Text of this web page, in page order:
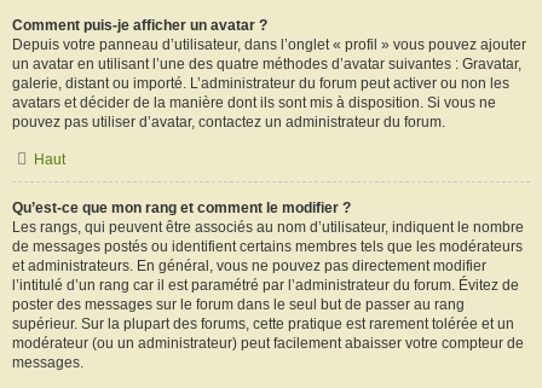
Comment puis-je afficher un avatar ?
Depuis votre panneau d’utilisateur, dans l’onglet « profil » vous pouvez ajouter
un avatar en utilisant l’une des quatre méthodes d’avatar suivantes : Gravatar,
galerie, distant ou importé. L’administrateur du forum peut activer ou non les
avatars et décider de la manière dont ils sont mis à disposition. Si vous ne
pouvez pas utiliser d’avatar, contactez un administrateur du forum.
Haut
Qu’est-ce que mon rang et comment le modifier ?
Les rangs, qui peuvent être associés au nom d’utilisateur, indiquent le nombre
de messages postés ou identifient certains membres tels que les modérateurs
et administrateurs. En général, vous ne pouvez pas directement modifier
l’intitulé d’un rang car il est paramétré par l’administrateur du forum. Évitez de
poster des messages sur le forum dans le seul but de passer au rang
supérieur. Sur la plupart des forums, cette pratique est rarement tolérée et un
modérateur (ou un administrateur) peut facilement abaisser votre compteur de
messages.